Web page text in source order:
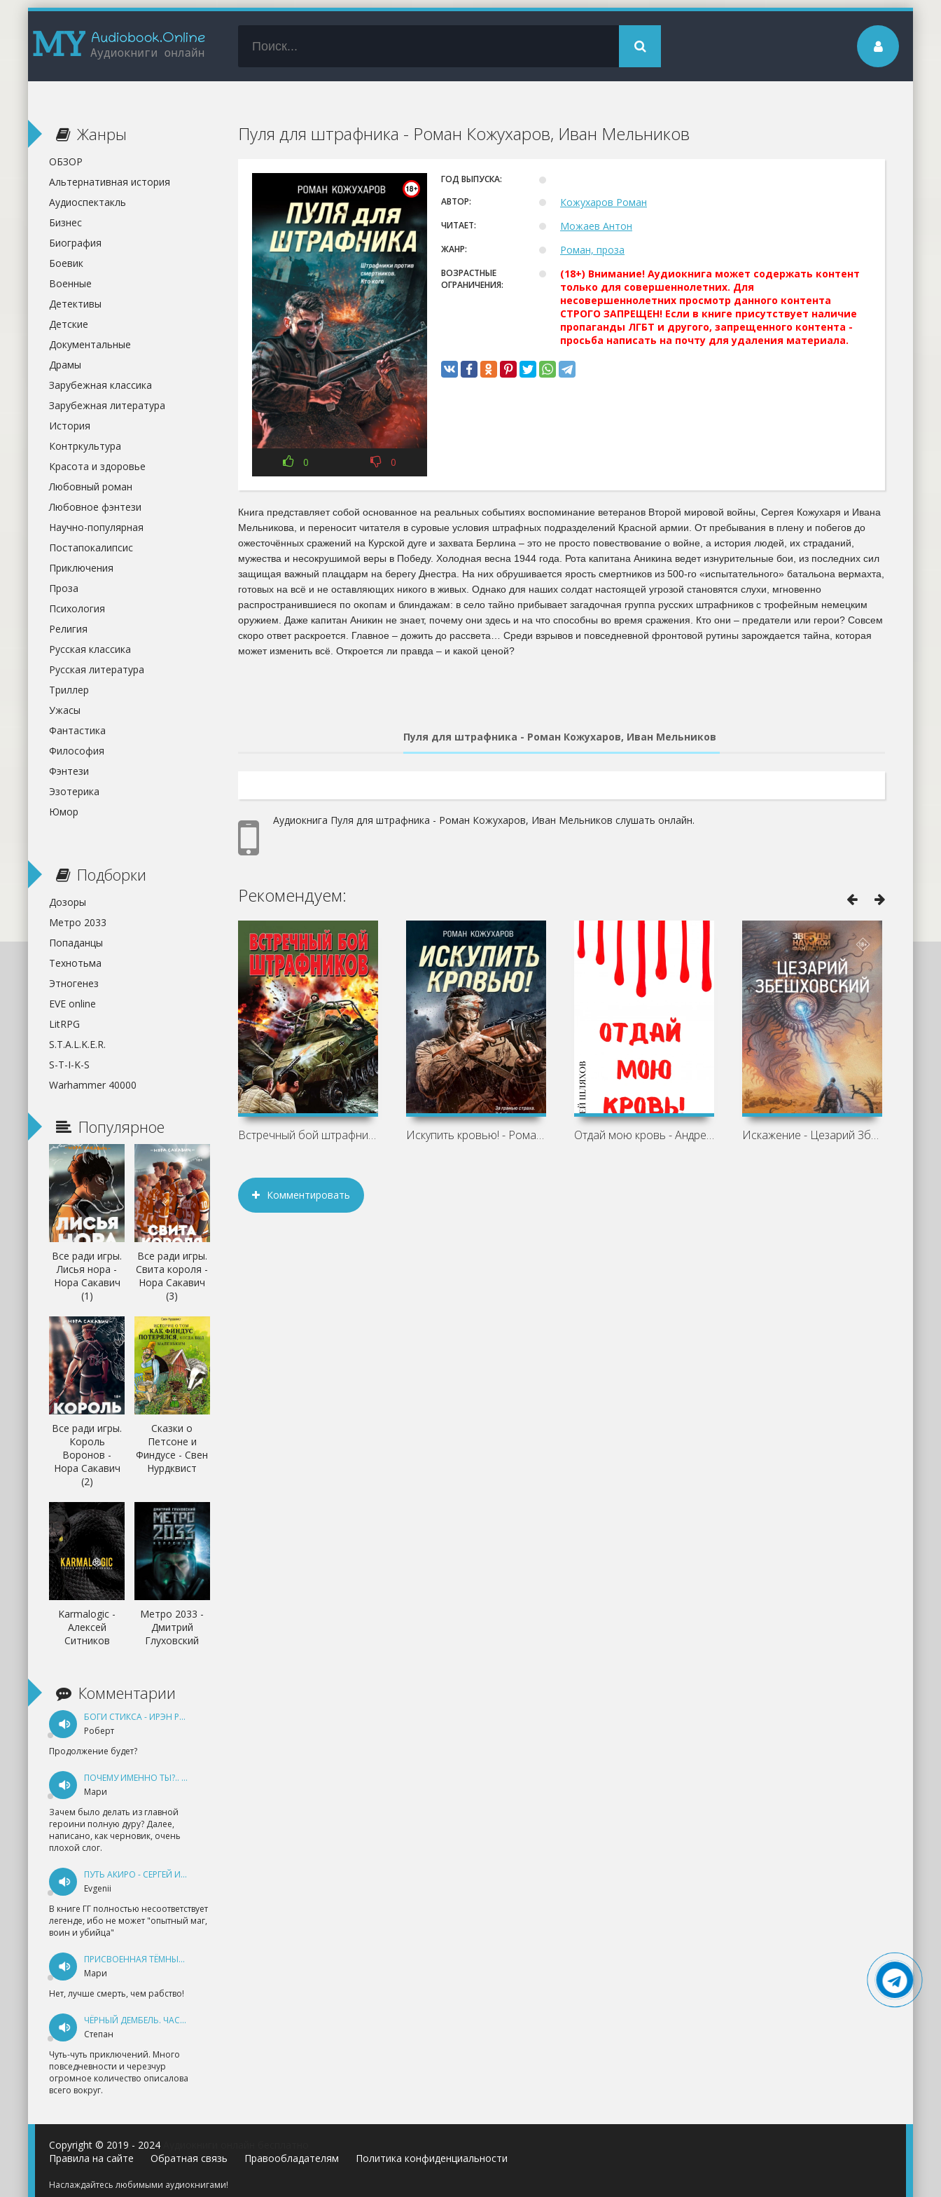
Пуля для штрафника - Роман Кожухаров, Иван Мельников
0 0
ГОД ВЫПУСКА:
АВТОР:
Кожухаров Роман
ЧИТАЕТ: Можаев Антон
ЖАНР: Роман, проза
ВОЗРАСТНЫЕ
ОГРАНИЧЕНИЯ:
(18+) Внимание! Аудиокнига может содержать контент
только для совершеннолетних. Для
несовершеннолетних просмотр данного контента
СТРОГО ЗАПРЕЩЕН! Если в книге присутствует наличие
пропаганды ЛГБТ и другого, запрещенного контента -
просьба написать на почту для удаления материала.
Книга представляет собой основанное на реальных событиях воспоминание ветеранов Второй мировой войны, Сергея Кожухаря и Ивана
Мельникова, и переносит читателя в суровые условия штрафных подразделений Красной армии. От пребывания в плену и побегов до
ожесточённых сражений на Курской дуге и захвата Берлина – это не просто повествование о войне, а история людей, их страданий,
мужества и несокрушимой веры в Победу. Холодная весна 1944 года. Рота капитана Аникина ведет изнурительные бои, из последних сил
защищая важный плацдарм на берегу Днестра. На них обрушивается ярость смертников из 500-го «испытательного» батальона вермахта,
готовых на всё и не оставляющих никого в живых. Однако для наших солдат настоящей угрозой становятся слухи, мгновенно
распространившиеся по окопам и блиндажам: в село тайно прибывает загадочная группа русских штрафников с трофейным немецким
оружием. Даже капитан Аникин не знает, почему они здесь и на что способны во время сражения. Кто они – предатели или герои? Совсем
скоро ответ раскроется. Главное – дожить до рассвета… Среди взрывов и повседневной фронтовой рутины зарождается тайна, которая
может изменить всё. Откроется ли правда – и какой ценой?
Пуля для штрафника - Роман Кожухаров, Иван Мельников
Аудиокнига Пуля для штрафника - Роман Кожухаров, Иван Мельников слушать онлайн.
Рекомендуем:
Встречный бой штрафников - Сергей Искупить кровью! - Роман Кожухаров Отдай мою кровь - Андрей Шляхов Искажение - Цезарий Збешховский
Комментировать
Жанры
ОБЗОР
Альтернативная история
Аудиоспектакль
Бизнес
Биография
Боевик
Военные
Детективы
Детские
Документальные
Драмы
Зарубежная классика
Зарубежная литература
История
Контркультура
Красота и здоровье
Любовный роман
Любовное фэнтези
Научно-популярная
Постапокалипсис
Приключения
Проза
Психология
Религия
Русская классика
Русская литература
Триллер
Ужасы
Фантастика
Философия
Фэнтези
Эзотерика
Юмор
Подборки
Дозоры
Метро 2033
Попаданцы
Технотьма
Этногенез
EVE online
LitRPG
S.T.A.L.K.E.R.
S-T-I-K-S
Warhammer 40000
Популярное
Все ради игры.
Лисья нора -
Нора Сакавич
(1)
Все ради игры.
Свита короля -
Нора Сакавич
(3)
Все ради игры.
Король
Воронов -
Нора Сакавич
(2)
Сказки о
Петсоне и
Финдусе - Свен
Нурдквист
Karmalogic -
Алексей
Ситников
Метро 2033 -
Дмитрий
Глуховский
Комментарии
БОГИ СТИКСА - ИРЭН РУДКЕВИЧ
Роберт
Продолжение будет?
ПОЧЕМУ ИМЕННО ТЫ?.. КНИГА 1 - ЕКАТЕРИНА ЮДИНА
Мари
Зачем было делать из главной
героини полную дуру? Далее,
написано, как черновик, очень
плохой слог.
ПУТЬ АКИРО - СЕРГЕЙ ИЗМАЙЛОВ
Evgenii
В книге ГГ полностью несоответствует
легенде, ибо не может "опытный маг,
воин и убийца"
ПРИСВОЕННАЯ ТЁМНЫМ. ПРОКЛЯТАЯ ЛЮБОВЬ - АННА ГЕРР
Мари
Нет, лучше смерть, чем рабство!
ЧЁРНЫЙ ДЕМБЕЛЬ. ЧАСТЬ 1 - АНДРЕЙ ФЕДИН
Степан
Чуть-чуть приключений. Много
повседневности и черезчур
огромное количество описалова
всего вокруг.
Copyright © 2019 - 2024
Правила на сайте
Обратная связь Правообладателям Политика конфиденциальности
Наслаждайтесь любимыми аудиокнигами!